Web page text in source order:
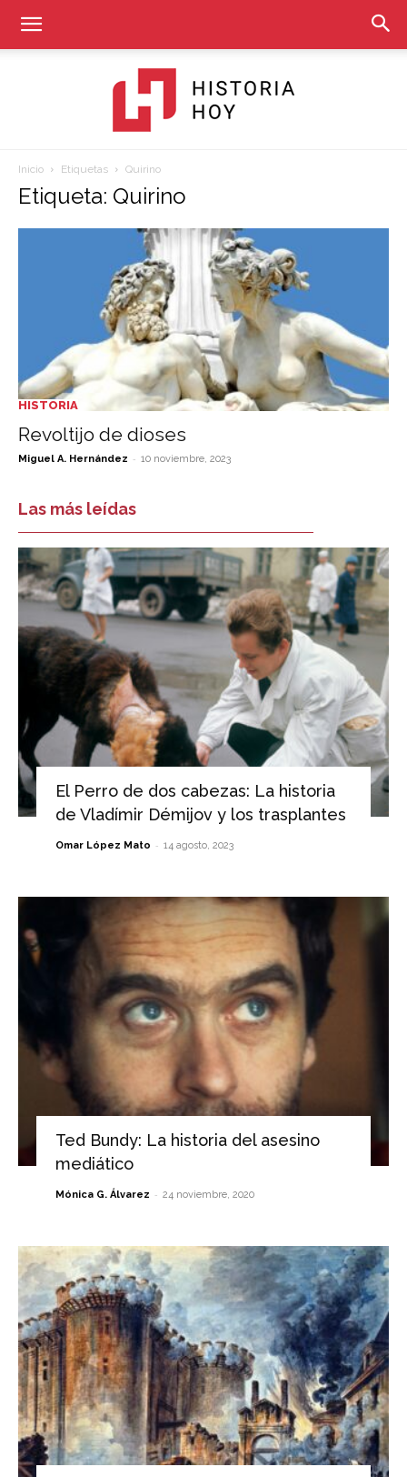
Hoy
Inicio Etiquetas Quirino
Etiqueta: Quirino
HISTORIA
Revoltijo de dioses
Miguel A. Hernández - 10 noviembre, 2023
Las más leídas
El Perro de dos cabezas: La historia
de Vladímir Démijov y los trasplantes
Omar López Mato - 14 agosto, 2023
Ted Bundy: La historia del asesino
mediático
Mónica G. Álvarez - 24 noviembre, 2020